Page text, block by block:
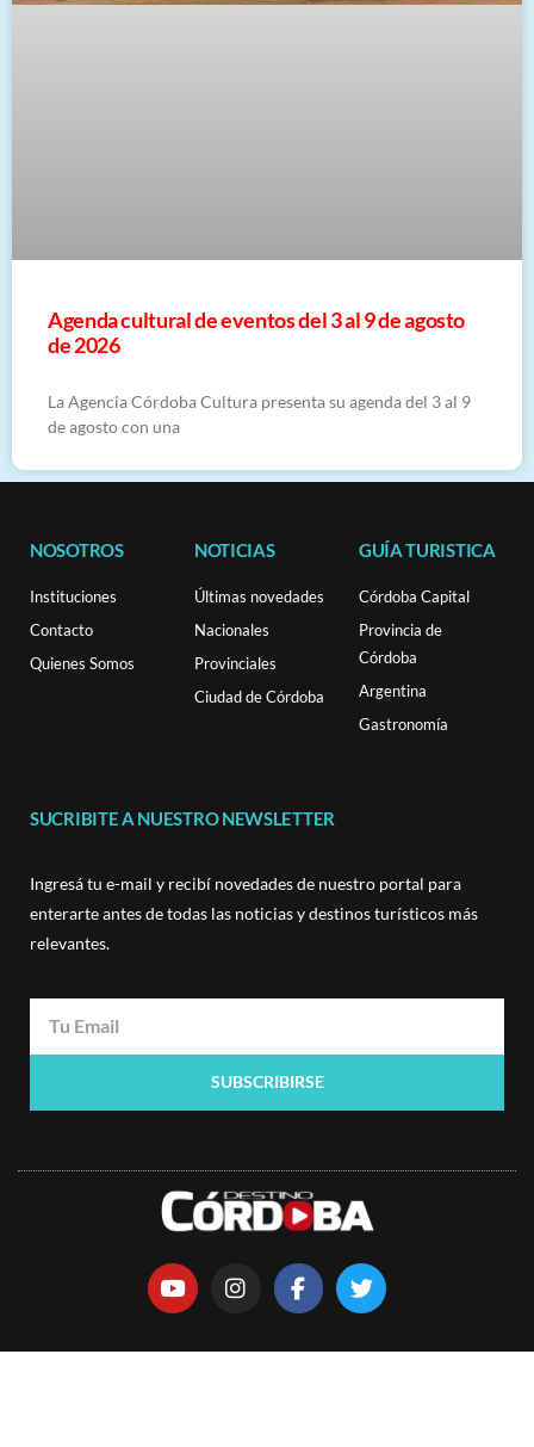
​Agenda cultural de eventos del 3 al 9 de agosto
de 2026
La Agencia Córdoba Cultura presenta su agenda del 3 al 9
de agosto con una
NOSOTROS
Instituciones
Contacto
Quienes Somos
NOTICIAS
Últimas novedades
Nacionales
Provinciales
Ciudad de Córdoba
GUÍA TURISTICA
Córdoba Capital
Provincia de
Córdoba
Argentina
Gastronomía
SUCRIBITE A NUESTRO NEWSLETTER
Ingresá tu e-mail y recibí novedades de nuestro portal para
enterarte antes de todas las noticias y destinos turísticos más
relevantes.
SUBSCRIBIRSE